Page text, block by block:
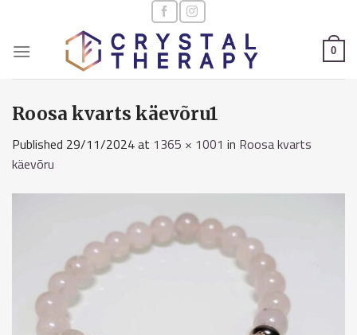
content
0
Roosa kvarts käevõru1
Published 29/11/2024at 1365 × 1001 in Roosa kvarts
käevõru